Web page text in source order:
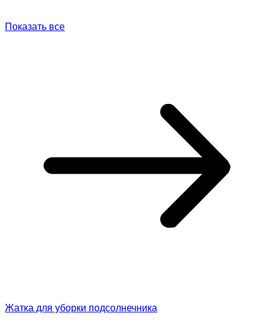
Показать все
Жатка для уборки подсолнечника